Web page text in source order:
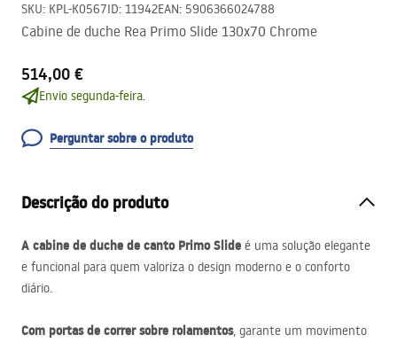
SKU: KPL-K0567ID: 11942EAN: 5906366024788
Cabine de duche Rea Primo Slide 130x70 Chrome
514,00 €
Envio segunda-feira.
Perguntar sobre o produto
Descrição do produto
A cabine de duche de canto Primo Slide é uma solução elegante
e funcional para quem valoriza o design moderno e o conforto
diário.
Com portas de correr sobre rolamentos, garante um movimento